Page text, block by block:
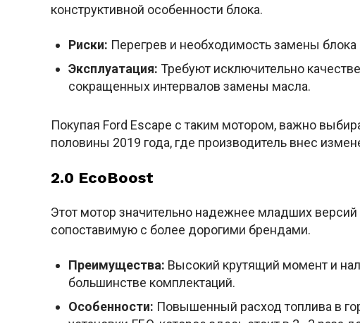
конструктивной особенности блока.
Риски: Перегрев и необходимость замены
Эксплуатация: Требуют исключительно
сокращенных интервалов замены масла.
Покупая Ford Escape с таким мотором, важно
половины 2019 года, где производитель внес
2.0 EcoBoost
Этот мотор значительно надежнее младших
сопоставимую с более дорогими брендами.
Преимущества: Высокий крутящий момент и
большинстве комплектаций.
Особенности: Повышенный расход топлива в